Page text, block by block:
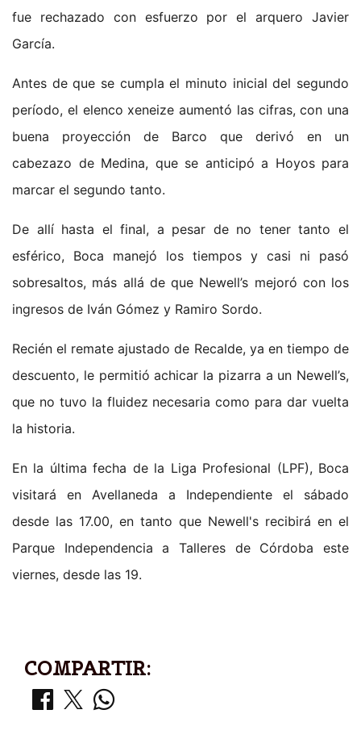
fue rechazado con esfuerzo por el arquero Javier
García.
Antes de que se cumpla el minuto inicial del segundo
período, el elenco xeneize aumentó las cifras, con una
buena proyección de Barco que derivó en un
cabezazo de Medina, que se anticipó a Hoyos para
marcar el segundo tanto.
De allí hasta el final, a pesar de no tener tanto el
esférico, Boca manejó los tiempos y casi ni pasó
sobresaltos, más allá de que Newell’s mejoró con los
ingresos de Iván Gómez y Ramiro Sordo.
Recién el remate ajustado de Recalde, ya en tiempo de
descuento, le permitió achicar la pizarra a un Newell’s,
que no tuvo la fluidez necesaria como para dar vuelta
la historia.
En la última fecha de la Liga Profesional (LPF), Boca
visitará en Avellaneda a Independiente el sábado
desde las 17.00, en tanto que Newell's recibirá en el
Parque Independencia a Talleres de Córdoba este
viernes, desde las 19.
COMPARTIR: